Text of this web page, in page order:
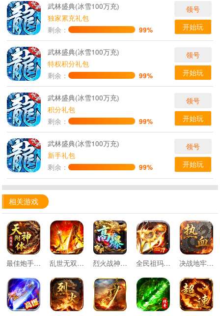
武林盛典(冰雪100万充)
独家累充礼包
剩余：
99%
领号
开始玩
武林盛典(冰雪100万充)
特权积分礼包
剩余：
99%
领号
开始玩
武林盛典(冰雪100万充)
积分礼包
剩余：
99%
领号
开始玩
武林盛典(冰雪100万充)
新手礼包
剩余：
99%
领号
开始玩
相关游戏
最佳炮手万充超爆版 乱世无双天天送328免费版 烈火战神亿倍高爆无限刷币 全民祖玛云鳞传奇免费版 决战地牢1.76重燃热血